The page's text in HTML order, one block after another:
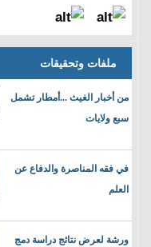
ملفات وتحقيقات
من أخبار الغيث ...أمطار تشمل
سبع ولايات
في فقه المناصرة والدفاع عن
العلم
ورشة لعرض نتائج دراسة دمج